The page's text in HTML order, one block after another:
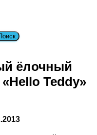
ёлочный
Teddy»